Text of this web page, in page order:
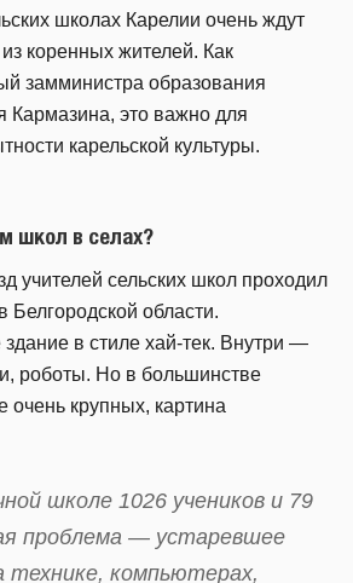
школах Карелии очень ждут
коренных жителей. Как
зам­министра образования
Кармазина, это важно для
карельской культуры.
школ в селах?
учителей сельских школ проходил
Белгородской области.
в стиле хай-тек. Внутри —
роботы. Но в большинстве
очень крупных, картина
школе 1026 учеников и 79
проблема — устаревшее
технике, компьютерах,